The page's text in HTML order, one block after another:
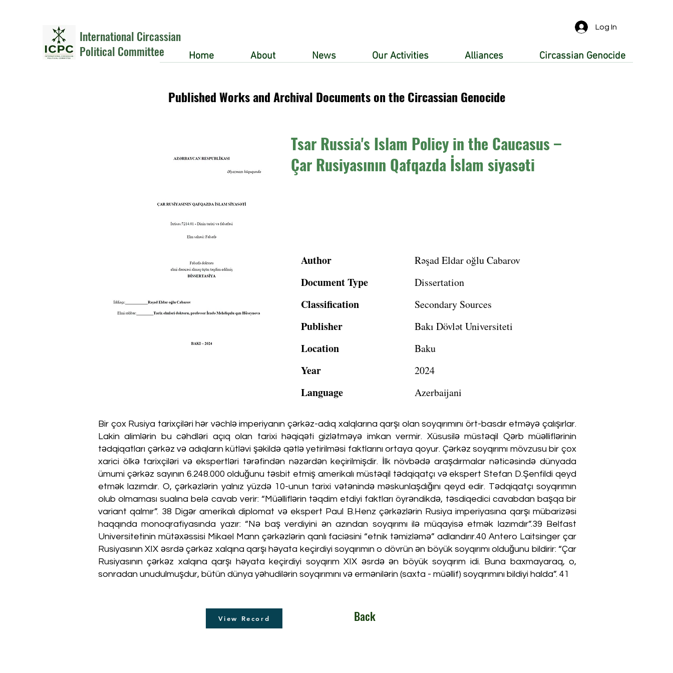
International Circassian
Political Committee
Log In
Home About News Our Activities Alliances Circassian Genocide
Published Works and Archival Documents on the Circassian Genocide
Author Rəşad Eldar oğlu Cabarov
Document Type Dissertation
Classification Secondary Sources
Publisher Bakı Dövlət Universiteti
Location Baku
Year 2024
Language Azerbaijani
Bir çox Rusiya tarixçiləri hər vəchlə imperiyanın çərkəz-adıq xalqlarına qarşı olan soyqırımını ört-basdır etməyə çalışırlar.
Lakin alimlərin bu cəhdləri açıq olan tarixi həqiqəti gizlətməyə imkan vermir. Xüsusilə müstəqil Qərb müəlliflərinin
tədqiqatları çərkəz və adıqların kütləvi şəkildə qətlə yetirilməsi faktlarını ortaya qoyur. Çərkəz soyqırımı mövzusu bir çox
xarici ölkə tarixçiləri və ekspertləri tərəfindən nəzərdən keçirilmişdir. İlk növbədə araşdırmalar nəticəsində dünyada
ümumi çərkəz sayının 6.248.000 olduğunu təsbit etmiş amerikalı müstəqil tədqiqatçı və ekspert Stefan D.Şenfildi qeyd
etmək lazımdır. O, çərkəzlərin yalnız yüzdə 10-unun tarixi vətənində məskunlaşdığını qeyd edir. Tədqiqatçı soyqırımın
olub olmaması sualına belə cavab verir: “Müəlliflərin təqdim etdiyi faktları öyrəndikdə, təsdiqedici cavabdan başqa bir
variant qalmır”. 38 Digər amerikalı diplomat və ekspert Paul B.Henz çərkəzlərin Rusiya imperiyasına qarşı mübarizəsi
haqqında monoqrafiyasında yazır: “Nə baş verdiyini ən azından soyqırımı ilə müqayisə etmək lazımdır”.39 Belfast
Universitetinin mütəxəssisi Mikael Mann çərkəzlərin qanlı faciəsini “etnik təmizləmə” adlandırır.40 Antero Laitsinger çar
Rusiyasının XIX əsrdə çərkəz xalqına qarşı həyata keçirdiyi soyqırımın o dövrün ən böyük soyqırımı olduğunu bildirir: “Çar
Rusiyasının çərkəz xalqına qarşı həyata keçirdiyi soyqırım XIX əsrdə ən böyük soyqırım idi. Buna baxmayaraq, o,
sonradan unudulmuşdur, bütün dünya yəhudilərin soyqırımını və ermənilərin (saxta - müəllif) soyqırımını bildiyi halda”. 41
View Record Back
Tsar Russia's Islam Policy in the Caucasus –
Çar Rusiyasının Qafqazda İslam siyasəti